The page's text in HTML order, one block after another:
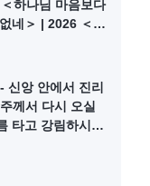
님 나라의 축가 1
간 세상에 임하였
하여 돌아오셨
간 세상에 임했음
하나님 마음보다
네＞ | 2026 ＜찬
신앙 안에서 진리
께서 다시 오실
타고 강림하시는